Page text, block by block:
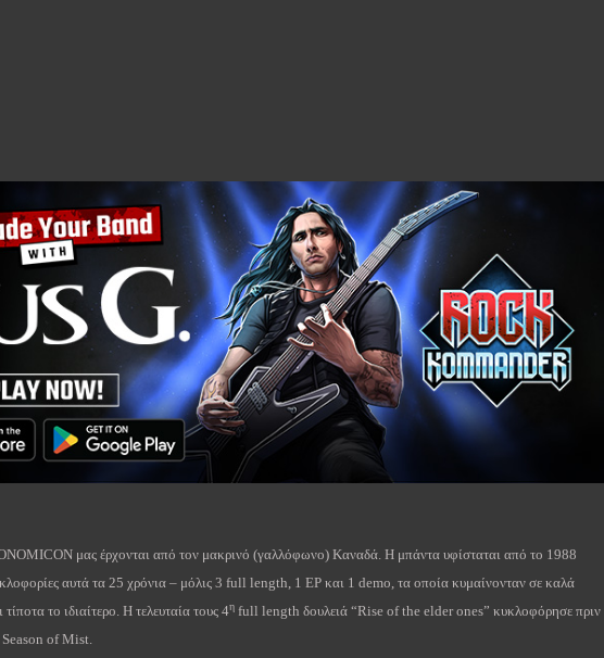
μας έρχονται από τον μακρινό (γαλλόφωνο) Καναδά. Η μπάντα υφίσταται από το 1988
αυτά τα 25 χρόνια – μόλις 3 full length, 1 EP και 1 demo, τα οποία κυμαίνονταν σε καλά
το ιδιαίτερο. Η τελευταία τους 4η full length δουλειά “Rise of the elder ones” κυκλοφόρησε πριν
Season of Mist.